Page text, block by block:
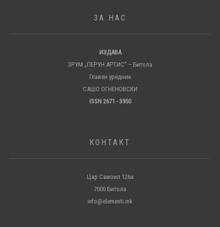
ЗА НАС
ИЗДАВА
ЗРУМ „ПЕРУН АРТИС“ – Битола
Главен уредник
САШО ОГНЕНОВСКИ
ISSN 2671 - 3950
КОНТАКТ
Цар Самоил 126а
7000 Битола
info@elementi.mk